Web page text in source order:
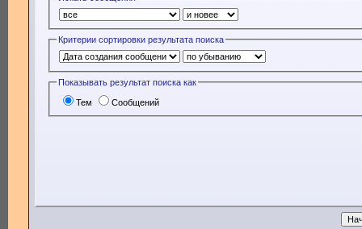
Критерии сортировки результата поиска
Показывать результат поиска как
Тем Сообщений